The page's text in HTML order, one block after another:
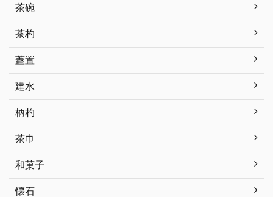
茶碗
茶杓
蓋置
建水
柄杓
茶巾
和菓子
懐石